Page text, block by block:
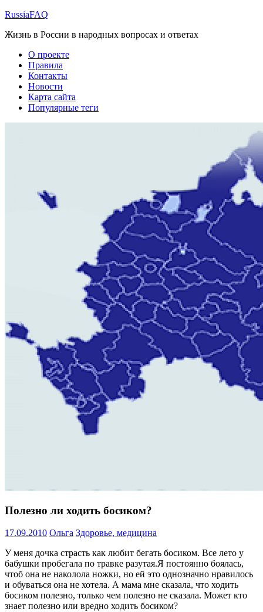
Перейти
содержимому
RussiaFAQ
Жизнь в России в народных вопросах и ответах
О проекте
Правила
Контакты
Новости
Карта сайта
Популярные теги
Полезно ли ходить босиком?
17.09.2010 Ольга Здоровье, медицина
У меня дочка страсть как любит бегать босиком. Все лето у
бабушки пробегала по травке разутая.Я постоянно боялась,
чтоб она не наколола ножки, но ей это однозначно нравилось
и обуваться она не хотела. А мама мне сказала, что ходить
босиком полезно, только чем полезно не сказала. Может кто
знает полезно или вредно ходить босиком?